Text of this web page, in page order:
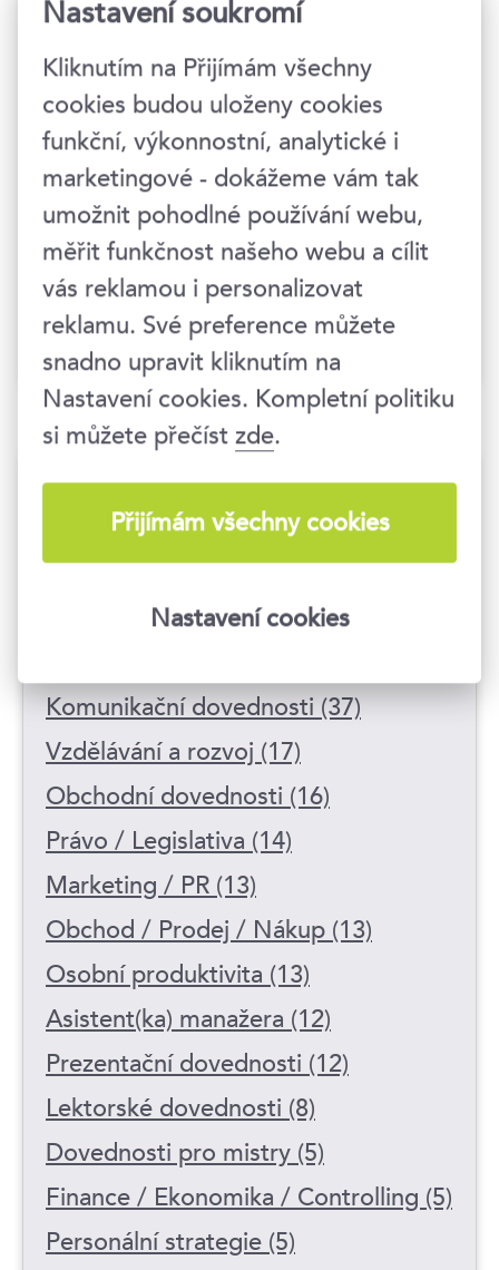
1 Jsme to, co nakupujeme
2 Jak vytvořit LOVE BRAND?
STORYTELLING: příběh vaší
značky
Jaké jsou aktuální trendy
online marketingu?
5
5+1 důvod, proč byste měli
vyzkoušet inzerci na
Facebooku a Instagramu
Naše témata
Osobnostní rozvoj (96)
Manažerské dovednosti (69)
Komunikační dovednosti (37)
Vzdělávání a rozvoj (17)
Obchodní dovednosti (16)
Právo / Legislativa (14)
Marketing / PR (13)
Obchod / Prodej / Nákup (13)
Osobní produktivita (13)
Asistent(ka) manažera (12)
Prezentační dovednosti (12)
Lektorské dovednosti (8)
Dovednosti pro mistry (5)
Finance / Ekonomika / Controlling (5)
Personální strategie (5)
Nastavení soukromí
Kliknutím na Přijímám všechny
cookies budou uloženy cookies
funkční, výkonnostní, analytické i
marketingové - dokážeme vám tak
umožnit pohodlné používání webu,
měřit funkčnost našeho webu a cílit
vás reklamou i personalizovat
reklamu. Své preference můžete
snadno upravit kliknutím na
Nastavení cookies. Kompletní politiku
si můžete přečístzde.
Přijímám všechny cookies
Nastavení cookies